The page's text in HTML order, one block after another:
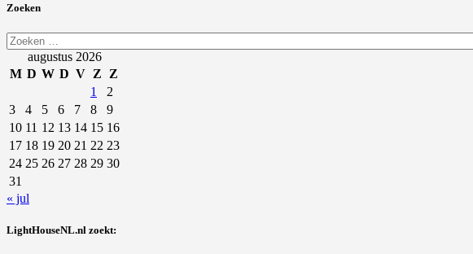
Zoeken
Zoeken
naar:augustus 2026
M D W D V Z
Z
1
2
3
4 5 6 7 8
9
10 11 12 13 14 15 16
17 18 19 20 21 22 23
24 25 26 27 28 29 30
31
« jul
LightHouseNL.nl zoekt: